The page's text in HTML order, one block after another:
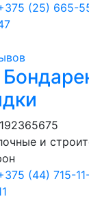
(25) 665-
и
(44) 715-